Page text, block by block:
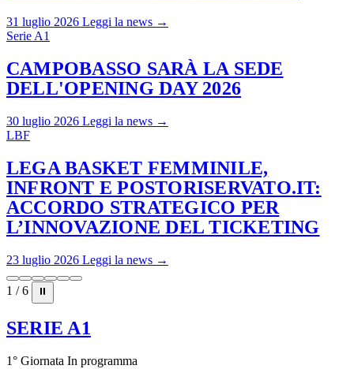
31 luglio 2026 Leggi la news →
Serie A1
CAMPOBASSO SARÀ LA SEDE
DELL'OPENING DAY 2026
30 luglio 2026 Leggi la news →
LBF
LEGA BASKET FEMMINILE,
INFRONT E POSTORISERVATO.IT:
ACCORDO STRATEGICO PER
L’INNOVAZIONE DEL TICKETING
23 luglio 2026 Leggi la news →
1 / 6 ⏸
SERIE A1
1° Giornata In programma